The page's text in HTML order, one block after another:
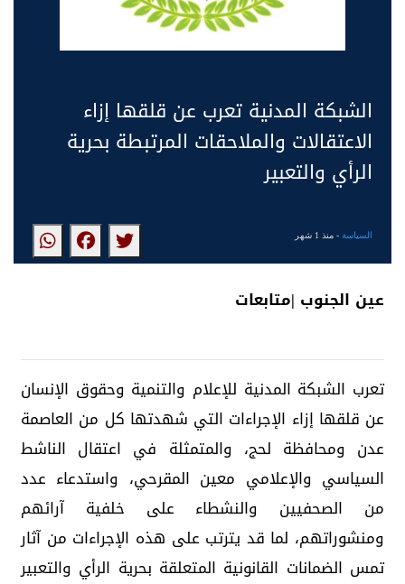
الشبكة المدنية تعرب عن قلقها إزاء
الاعتقالات والملاحقات المرتبطة بحرية
الرأي والتعبير
السياسة- منذ 1 شهر
عين الجنوب |متابعات
تعرب الشبكة المدنية للإعلام والتنمية وحقوق الإنسان
عن قلقها إزاء الإجراءات التي شهدتها كل من العاصمة
عدن ومحافظة لحج، والمتمثلة في اعتقال الناشط
السياسي والإعلامي معين المقرحي، واستدعاء عدد
من الصحفيين والنشطاء على خلفية آرائهم
ومنشوراتهم، لما قد يترتب على هذه الإجراءات من آثار
تمس الضمانات القانونية المتعلقة بحرية الرأي والتعبير